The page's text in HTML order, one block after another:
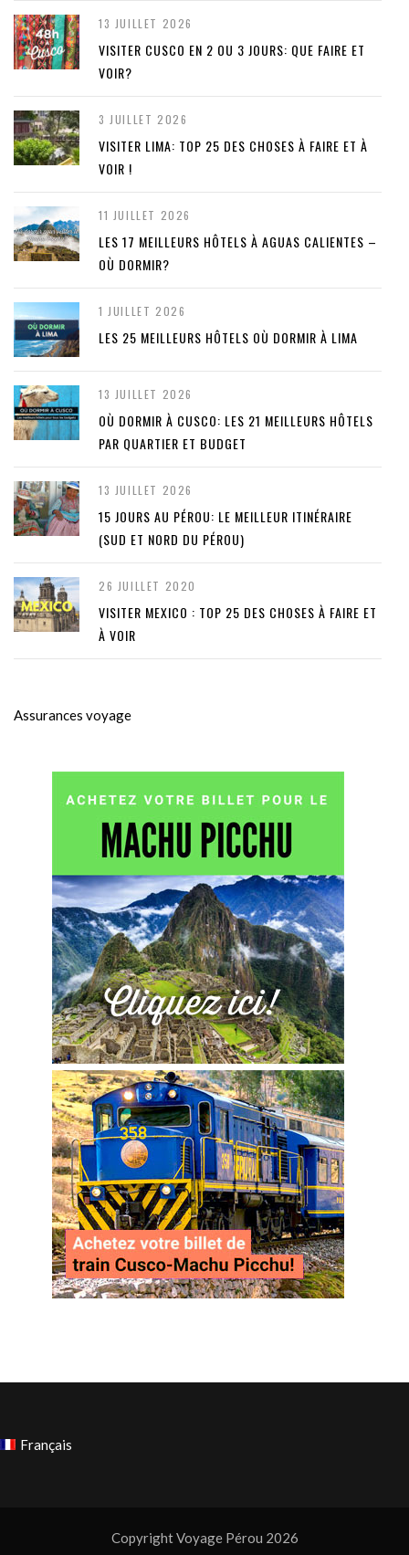
13 JUILLET 2026
VISITER CUSCO EN 2 OU 3 JOURS: QUE FAIRE ET
VOIR?
3 JUILLET 2026
VISITER LIMA: TOP 25 DES CHOSES À FAIRE ET À
VOIR !
11 JUILLET 2026
LES 17 MEILLEURS HÔTELS À AGUAS CALIENTES –
OÙ DORMIR?
1 JUILLET 2026
LES 25 MEILLEURS HÔTELS OÙ DORMIR À LIMA
13 JUILLET 2026
OÙ DORMIR À CUSCO: LES 21 MEILLEURS HÔTELS
PAR QUARTIER ET BUDGET
13 JUILLET 2026
15 JOURS AU PÉROU: LE MEILLEUR ITINÉRAIRE
(SUD ET NORD DU PÉROU)
26 JUILLET 2020
VISITER MEXICO : TOP 25 DES CHOSES À FAIRE ET
À VOIR
Assurances voyage
Français
Copyright Voyage Pérou 2026